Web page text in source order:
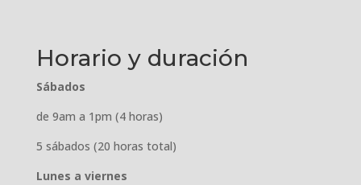
Horario y duración
Sábados
de 9am a 1pm (4 horas)
5 sábados (20 horas total)
Lunes a viernes